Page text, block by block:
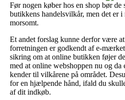
Før nogen køber hos en shop bør de
butikkens handelsvilkår, men det er
morsomt.
Et andet forslag kunne derfor være
forretningen er godkendt af e-
sikring om at online butikken føjer
med at online webshoppen nu og da
kender til vilkårene på området.
for en hjælpende hånd, ifald du
af dit indkøb.